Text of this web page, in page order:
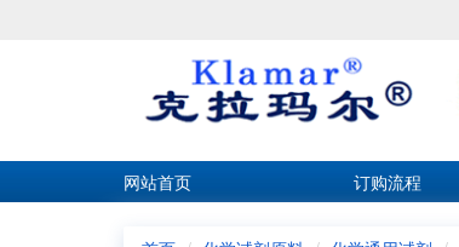
网站首页 订购流程